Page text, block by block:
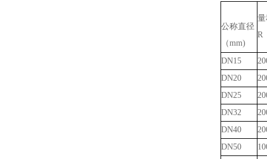
公称直径
（mm)
R
DN15
DN20
DN25
DN32
DN40
DN50